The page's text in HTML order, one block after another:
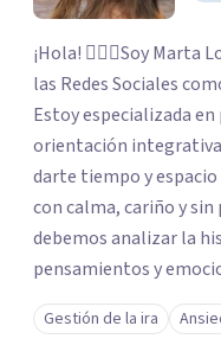
¡Hola! 🙋🏼‍♀️Soy Marta
las Redes Sociales
Estoy especializada en
orientación integrativa. Ayudo a las personas como
darte tiempo y espacio para que te mires hacia dentro
con calma, cariño y
debemos analizar la historia que te cuentan tus
pensamientos y emociones, hallando tus
cómos, tus porqués, tus cuándos y tus dóndes a lo largo
de tu vida. Así, podrás desenredar el lío que es vivir, podrás
Gestión de la ira